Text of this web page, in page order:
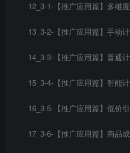
12_3-1-【推广应用篇】多维
13_3-2-【推广应用篇】手动
14_3-3-【推广应用篇】普通
15_3-4-【推广应用篇】智能
16_3-5-【推广应用篇】低价
17_3-6-【推广应用篇】商品